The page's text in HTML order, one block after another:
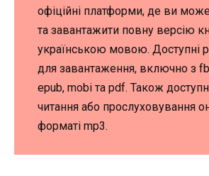
офіційні платформи, де ви
та завантажити повну версію
українською мовою. Доступні
для завантаження, включно з
epub, mobi та pdf. Також
читання або прослуховування
форматі mp3.